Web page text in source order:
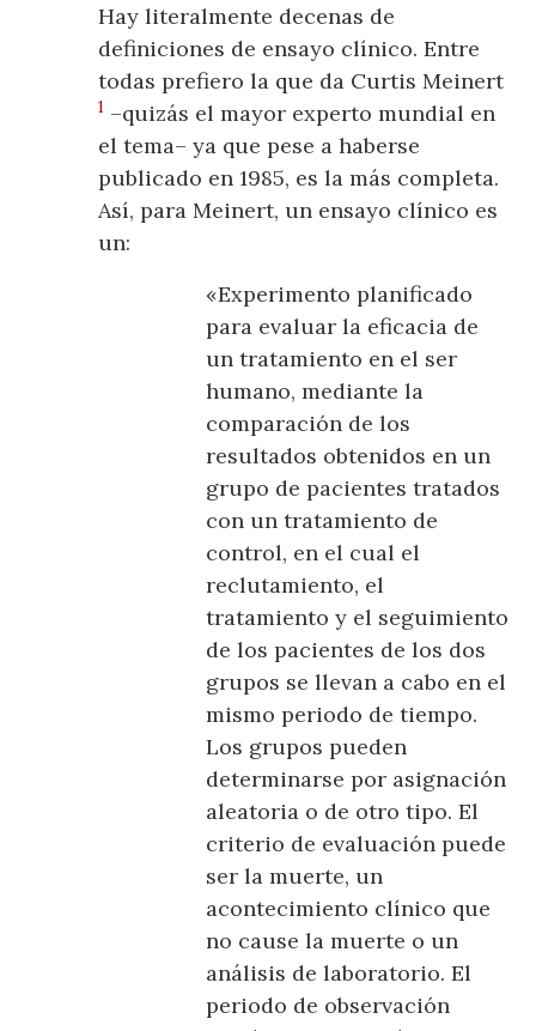
Hay literalmente decenas de
definiciones de ensayo clínico. Entre
todas prefiero la que da Curtis Meinert
1 –quizás el mayor experto mundial en
el tema– ya que pese a haberse
publicado en 1985, es la más completa.
Así, para Meinert, un ensayo clínico es
un:
«Experimento planificado
para evaluar la eficacia de
un tratamiento en el ser
humano, mediante la
comparación de los
resultados obtenidos en un
grupo de pacientes tratados
con un tratamiento de
control, en el cual el
reclutamiento, el
tratamiento y el seguimiento
de los pacientes de los dos
grupos se llevan a cabo en el
mismo periodo de tiempo.
Los grupos pueden
determinarse por asignación
aleatoria o de otro tipo. El
criterio de evaluación puede
ser la muerte, un
acontecimiento clínico que
no cause la muerte o un
análisis de laboratorio. El
periodo de observación